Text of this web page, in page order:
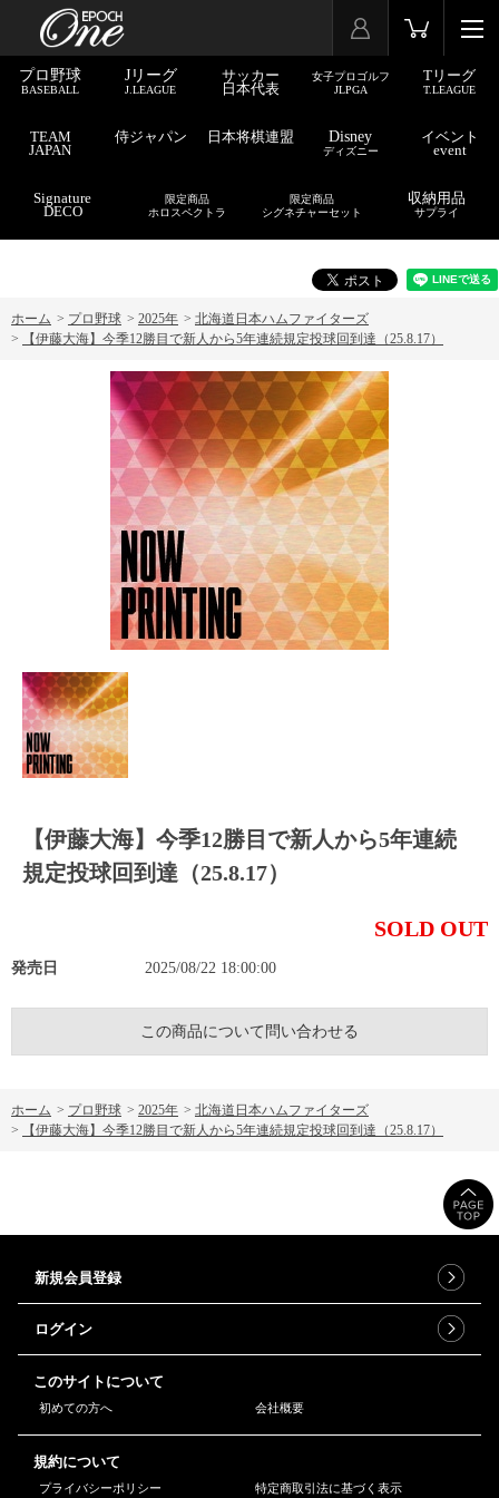
プロ野球
BASEBALL
Jリーグ
J.LEAGUE
サッカー
日本代表
女子プロゴルフ
JLPGA
Tリーグ
T.LEAGUE
TEAM
JAPAN
侍ジャパン 日本将棋連盟 Disney
ディズニー
イベント
event
Signature
DECO
限定商品
ホロスペクトラ
限定商品
シグネチャーセット
収納用品
サプライ
ホーム > プロ野球 > 2025年 > 北海道日本ハムファイターズ
>
【伊藤大海】今季12勝目で新人から5年連続規定投球回到達（25.8.17）
【伊藤大海】今季12勝目で新人から5年連続
規定投球回到達（25.8.17）
SOLD OUT
発売日 2025/08/22 18:00:00
この商品について問い合わせる
ホーム > プロ野球 > 2025年 > 北海道日本ハムファイターズ
>
【伊藤大海】今季12勝目で新人から5年連続規定投球回到達（25.8.17）
新規会員登録
ログイン
このサイトについて
初めての方へ 会社概要
規約について
プライバシーポリシー 特定商取引法に基づく表示